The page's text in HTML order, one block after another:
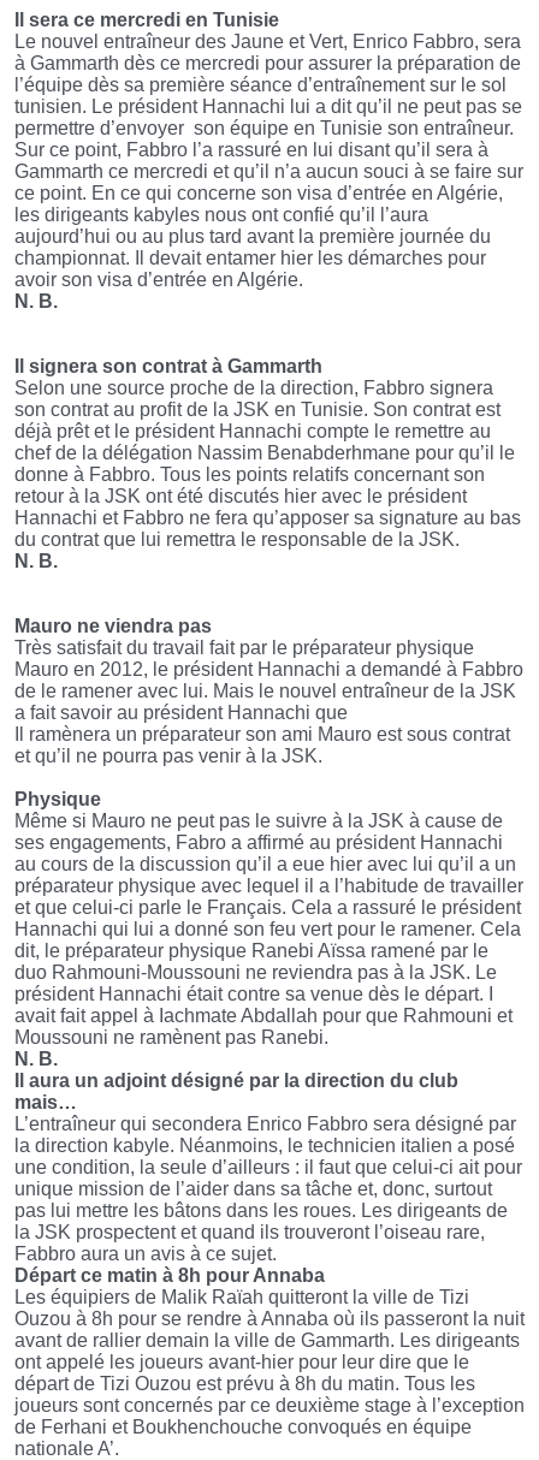
Il sera ce mercredi en Tunisie
Le nouvel entraîneur des Jaune et Vert, Enrico Fabbro, sera
à Gammarth dès ce mercredi pour assurer la préparation de
l’équipe dès sa première séance d’entraînement sur le sol
tunisien. Le président Hannachi lui a dit qu’il ne peut pas se
permettre d’envoyer son équipe en Tunisie son entraîneur.
Sur ce point, Fabbro l’a rassuré en lui disant qu’il sera à
Gammarth ce mercredi et qu’il n’a aucun souci à se faire sur
ce point. En ce qui concerne son visa d’entrée en Algérie,
les dirigeants kabyles nous ont confié qu’il l’aura
aujourd’hui ou au plus tard avant la première journée du
championnat. Il devait entamer hier les démarches pour
avoir son visa d’entrée en Algérie.
N. B.
Il signera son contrat à Gammarth
Selon une source proche de la direction, Fabbro signera
son contrat au profit de la JSK en Tunisie. Son contrat est
déjà prêt et le président Hannachi compte le remettre au
chef de la délégation Nassim Benabderhmane pour qu’il le
donne à Fabbro. Tous les points relatifs concernant son
retour à la JSK ont été discutés hier avec le président
Hannachi et Fabbro ne fera qu’apposer sa signature au bas
du contrat que lui remettra le responsable de la JSK.
N. B.
Mauro ne viendra pas
Très satisfait du travail fait par le préparateur physique
Mauro en 2012, le président Hannachi a demandé à Fabbro
de le ramener avec lui. Mais le nouvel entraîneur de la JSK
a fait savoir au président Hannachi que
Il ramènera un préparateur son ami Mauro est sous contrat
et qu’il ne pourra pas venir à la JSK.
Physique
Même si Mauro ne peut pas le suivre à la JSK à cause de
ses engagements, Fabro a affirmé au président Hannachi
au cours de la discussion qu’il a eue hier avec lui qu’il a un
préparateur physique avec lequel il a l’habitude de travailler
et que celui-ci parle le Français. Cela a rassuré le président
Hannachi qui lui a donné son feu vert pour le ramener. Cela
dit, le préparateur physique Ranebi Aïssa ramené par le
duo Rahmouni-Moussouni ne reviendra pas à la JSK. Le
président Hannachi était contre sa venue dès le départ. I
avait fait appel à Iachmate Abdallah pour que Rahmouni et
Moussouni ne ramènent pas Ranebi.
N. B.
Il aura un adjoint désigné par la direction du club
mais…
L’entraîneur qui secondera Enrico Fabbro sera désigné par
la direction kabyle. Néanmoins, le technicien italien a posé
une condition, la seule d’ailleurs : il faut que celui-ci ait pour
unique mission de l’aider dans sa tâche et, donc, surtout
pas lui mettre les bâtons dans les roues. Les dirigeants de
la JSK prospectent et quand ils trouveront l’oiseau rare,
Fabbro aura un avis à ce sujet.
Départ ce matin à 8h pour Annaba
Les équipiers de Malik Raïah quitteront la ville de Tizi
Ouzou à 8h pour se rendre à Annaba où ils passeront la nuit
avant de rallier demain la ville de Gammarth. Les dirigeants
ont appelé les joueurs avant-hier pour leur dire que le
départ de Tizi Ouzou est prévu à 8h du matin. Tous les
joueurs sont concernés par ce deuxième stage à l’exception
de Ferhani et Boukhenchouche convoqués en équipe
nationale A’.